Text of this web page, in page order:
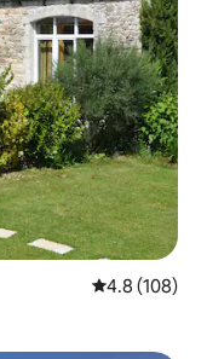
平均评分 4.8
4.8 (108)